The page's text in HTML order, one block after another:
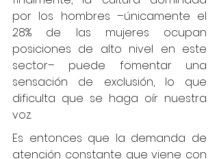
por los hombres –únicamente el
28% de las mujeres ocupan
posiciones de alto nivel en este
sector– puede fomentar una
sensación de exclusión, lo que
dificulta que se haga oír nuestra
voz.
Es entonces que la demanda de
atención constante que viene con